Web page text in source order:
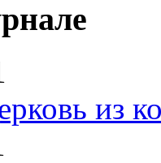
из